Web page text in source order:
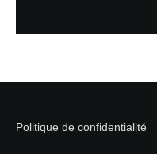
Politique de confidentialité